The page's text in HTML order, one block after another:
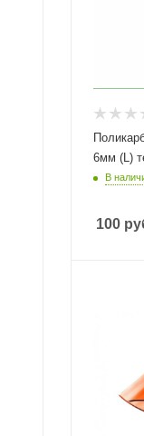
6мм (L)
В
100